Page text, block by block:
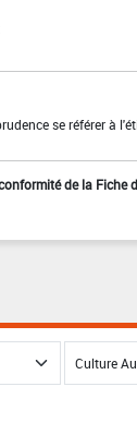
se référer à
de la Fiche